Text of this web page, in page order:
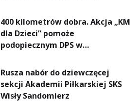
Pieszym „Tam Gdzie Pieprz
Rośnie”
400 kilometrów dobra. Akcja „KM
dla Dzieci” pomoże
podopiecznym DPS w
Rusza nabór do dziewczęcej
sekcji Akademii Piłkarskiej SKS
Wisły Sandomierz